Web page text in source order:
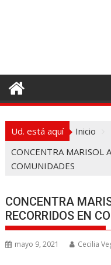
o
t
Ud. está aquí Inicio
CONCENTRA MARISOL
COMUNIDADES
CONCENTRA
RECORRIDOS EN
mayo 9, 2021 Cecilia